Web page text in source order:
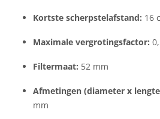
Kortste scherpstelafstand: 16
Maximale vergrotingsfactor:
Filtermaat: 52 mm
Afmetingen (diameter x
mm